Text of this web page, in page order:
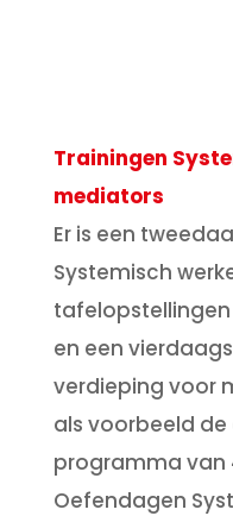
Trainingen
mediators
Er is een
Systemisch
en een
verdieping voor
als voorbeeld
programma van
Oefendagen